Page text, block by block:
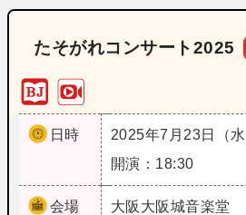
たそがれコンサート2025
日時
2025年7月23日（水
開演：18:30
会場 大阪 大阪城音楽堂